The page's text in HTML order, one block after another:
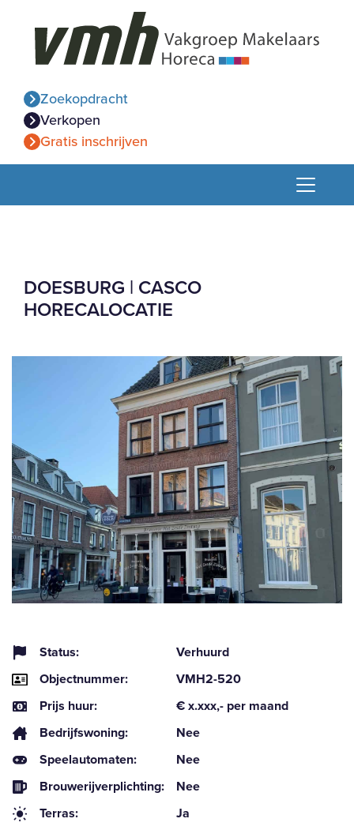
Zoekopdracht
Verkopen
Gratis inschrijven
DOESBURG | CASCO
HORECALOCATIE
Status:
Verhuurd
Objectnummer:
VMH2-520
Prijs huur:
€ x.xxx,- per maand
Bedrijfswoning:
Nee
Speelautomaten:
Nee
Brouwerijverplichting:
Nee
Terras:
Ja